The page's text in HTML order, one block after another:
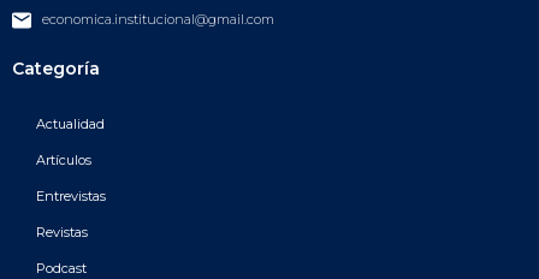
economica.institucional@gmail.com
Categoría
Actualidad
Artículos
Entrevistas
Revistas
Podcast